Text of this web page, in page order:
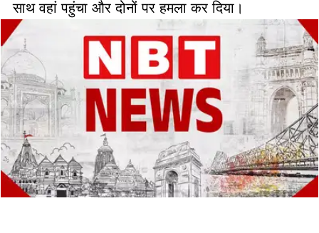
साथ वहां पहुंचा और दोनों पर हमला कर दिया।